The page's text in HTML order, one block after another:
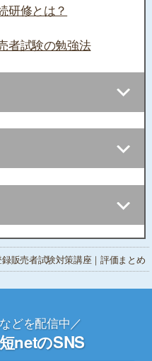
研修とは？
者試験の勉強法
販売者試験対策講座｜評価まとめ
どを配信中／
netのSNS